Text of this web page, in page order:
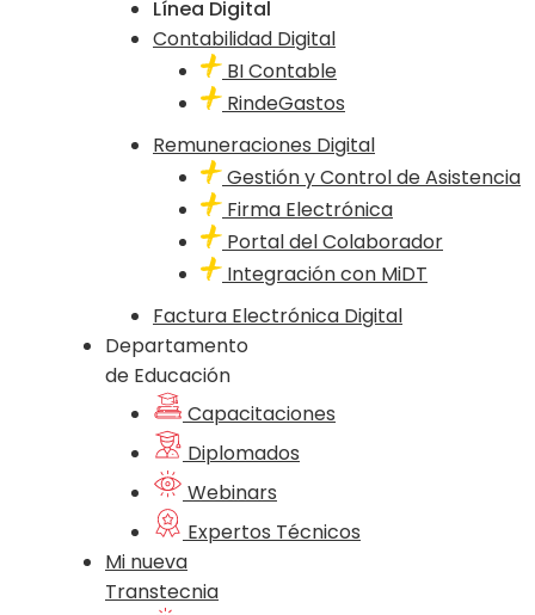
Línea Digital
Contabilidad Digital
BI Contable
RindeGastos
Remuneraciones Digital
Gestión y Control de Asistencia
Firma Electrónica
Portal del Colaborador
Integración con MiDT
Factura Electrónica Digital
Departamento
de Educación
Capacitaciones
Diplomados
Webinars
Expertos Técnicos
Mi nueva
Transtecnia